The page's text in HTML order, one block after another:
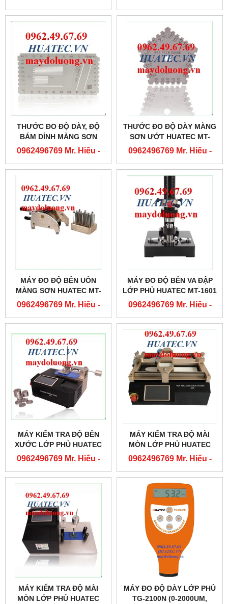
0763556769 Mr. Cường
0763556769 Mr. Cường
THƯỚC ĐO ĐỘ DÀY, ĐỘ
BÁM DÍNH MÀNG SƠN
ƯỚT HUATEC MT-2203
0962496769 Mr. Hiếu -
0763556769 Mr. Cường
THƯỚC ĐO ĐỘ DÀY MÀNG
SƠN ƯỚT HUATEC MT-
1701
0962496769 Mr. Hiếu -
0763556769 Mr. Cường
MÁY ĐO ĐỘ BỀN UỐN
MÀNG SƠN HUATEC MT-
1603
0962496769 Mr. Hiếu -
0763556769 Mr. Cường
MÁY ĐO ĐỘ BỀN VA ĐẬP
LỚP PHỦ HUATEC MT-1601
0962496769 Mr. Hiếu -
0763556769 Mr. Cường
MÁY KIỂM TRA ĐỘ BỀN
XƯỚC LỚP PHỦ HUATEC
MT-2801
0962496769 Mr. Hiếu -
0763556769 Mr. Cường
MÁY KIỂM TRA ĐỘ MÀI
MÒN LỚP PHỦ HUATEC
MT-2805
0962496769 Mr. Hiếu -
0763556769 Mr. Cường
MÁY KIỂM TRA ĐỘ MÀI
MÒN LỚP PHỦ HUATEC
MÁY ĐO ĐỘ DÀY LỚP PHỦ
TG-2100N (0-2000UM,